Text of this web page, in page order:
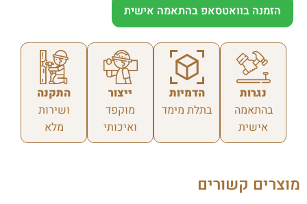
הזמנה בוואטסאפ בהתאמה אישית
נגרות
בהתאמה
אישית
הדמיות
בתלת מימד
ייצור
מוקפד
ואיכותי
התקנה
ושירות
מלא
מוצרים קשורים